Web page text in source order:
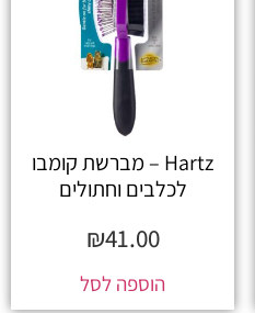
Hartz – מברשת קומבו
לכלבים וחתולים
₪41.00
הוספה לסל